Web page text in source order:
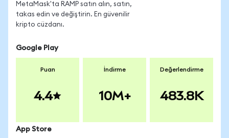
MetaMask'ta RAMP satın alın, satın,
takas edin ve değiştirin. En güvenilir
kripto cüzdanı.
Google Play
Puan
4.4
İndirme
10M+
Değerlendirme
483.8K
App Store